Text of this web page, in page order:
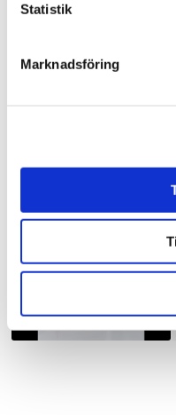
Statistik
Marknadsföring
Bad & kök / Badrum /